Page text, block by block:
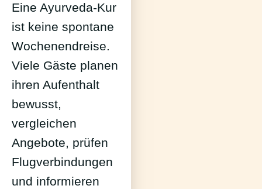
Eine Ayurveda-Kur
ist keine spontane
Wochenendreise.
Viele Gäste planen
ihren Aufenthalt
bewusst,
vergleichen
Angebote, prüfen
Flugverbindungen
und informieren